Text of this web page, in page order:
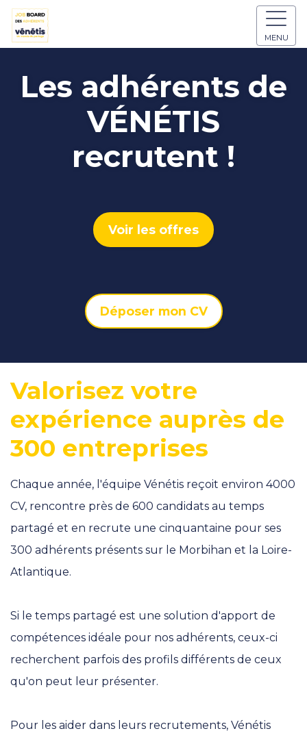
MENU
Les adhérents de
VÉNÉTIS
recrutent !
Voir les offres
Déposer mon CV
Valorisez votre
expérience auprès de
300 entreprises
Chaque année, l'équipe Vénétis reçoit environ 4000
CV, rencontre près de 600 candidats au temps
partagé et en recrute une cinquantaine pour ses
300 adhérents présents sur le Morbihan et la Loire-
Atlantique.
Si le temps partagé est une solution d'apport de
compétences idéale pour nos adhérents, ceux-ci
recherchent parfois des profils différents de ceux
qu'on peut leur présenter.
Pour les aider dans leurs recrutements, Vénétis